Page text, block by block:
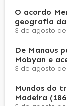
O acordo
geografia
3 de agosto de
De Manaus
Mobyan e
3 de agosto de
Mundos do
Madeira